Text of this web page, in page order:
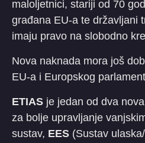
maloljetnici, stariji od 70
građana EU-a te državljani
imaju pravo na slobodno
Nova naknada mora još
EU-a i Europskog
ETIAS je jedan od dva
za bolje upravljanje
sustav, EES (Sustav